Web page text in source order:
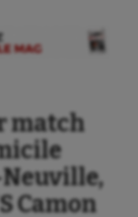
match
Camon